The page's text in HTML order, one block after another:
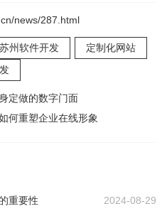
news/287.html
苏州软件开发
定制化网站
定做的数字门面
何重塑企业在线形象
2024-08-29
重要性